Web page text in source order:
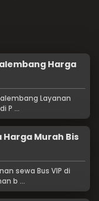
Harga
Layanan
P ...
Harga Murah Bis
sewa Bus VIP di
b ...